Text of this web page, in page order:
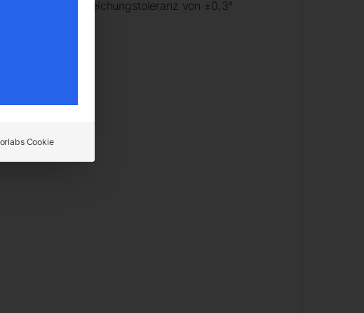
mit einer Abweichungstoleranz von ±0,3°
Cookie